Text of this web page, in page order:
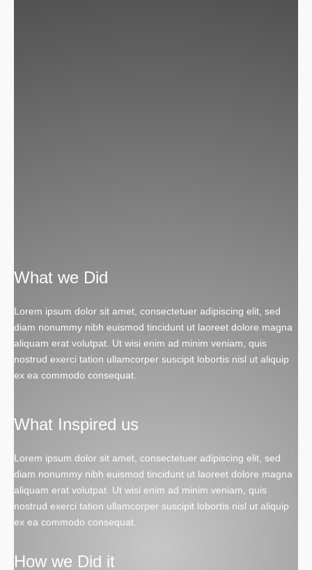
What we Did
Lorem ipsum dolor sit amet, consectetuer adipiscing elit, sed
diam nonummy nibh euismod tincidunt ut laoreet dolore magna
aliquam erat volutpat. Ut wisi enim ad minim veniam, quis
nostrud exerci tation ullamcorper suscipit lobortis nisl ut aliquip
ex ea commodo consequat.
What Inspired us
Lorem ipsum dolor sit amet, consectetuer adipiscing elit, sed
diam nonummy nibh euismod tincidunt ut laoreet dolore magna
aliquam erat volutpat. Ut wisi enim ad minim veniam, quis
nostrud exerci tation ullamcorper suscipit lobortis nisl ut aliquip
ex ea commodo consequat.
How we Did it